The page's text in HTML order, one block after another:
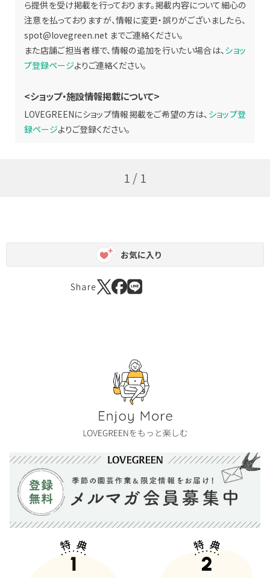
ら提供を受け掲載を行っております。掲載内容について細心の
注意を払っておりますが、情報に変更・誤りがございましたら、
spot@lovegreen.net までご連絡ください。
また店舗ご担当者様で、情報の追加を行いたい場合は、ショッ
プ登録ページよりご連絡ください。
<ショップ・施設情報掲載について>
LOVEGREENにショップ情報掲載をご希望の方は、 ショップ登
録ページよりご登録ください。
1 / 1
お気に入り
Share